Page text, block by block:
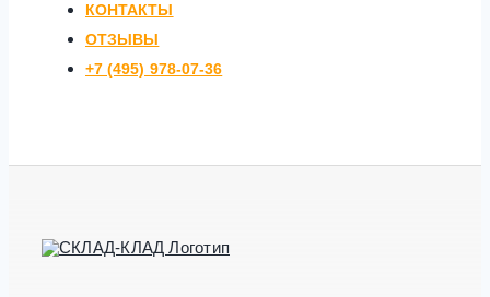
КОНТАКТЫ
ОТЗЫВЫ
+7 (495) 978-07-36